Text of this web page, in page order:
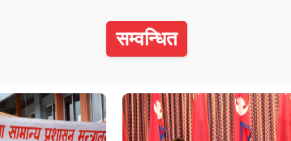
सम्वन्धित